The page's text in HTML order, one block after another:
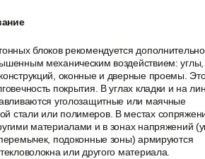
блоков рекомендуется
механическим воздействием: углы,
оконные и дверные проемы.
покрытия. В углах кладки и на
уголозащитные или маячные
стали или полимеров. В местах
материалами и в зонах напряжений
подоконные зоны) армируются
или другого материала.